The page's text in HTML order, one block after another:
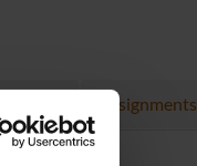
Assignments